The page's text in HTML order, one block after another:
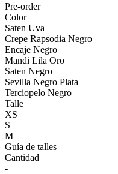
Pre-order
Color
Saten Uva
Crepe Rapsodia Negro
Encaje Negro
Mandi Lila Oro
Saten Negro
Sevilla Negro Plata
Terciopelo Negro
Talle
XS
S
M
Guía de talles
Cantidad
-